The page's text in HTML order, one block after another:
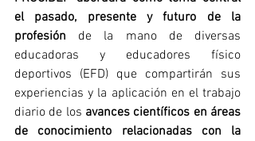
el pasado, presente y futuro de la
profesión de la mano de diversas
educadoras y educadores físico
deportivos (EFD) que compartirán sus
experiencias y la aplicación en el trabajo
diario de los avances científicos en áreas
de conocimiento relacionadas con la